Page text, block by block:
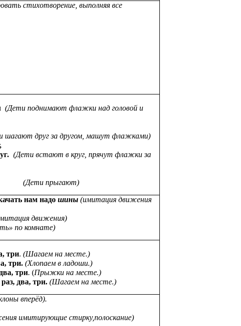
стихотворение, выполняя все
(Дети поднимают флажки над головой и
шагают друг за другом, машут флажками)
. (Дети встают в круг, прячут флажки за
(Дети прыгают)
нам надо шины(имитация движения
движения)
по комнате)
три. (Шагаем на месте.)
три. (Хлопаем в ладоши.)
три. (Прыжки на месте.)
два, три. (Шагаем на месте.)
вперёд).
имитирующие стирку,полоскание)